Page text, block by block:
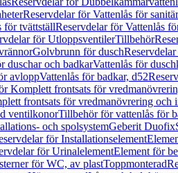
Reservdelar för Vattenlås för
för tvättställReservdelar för Vattenlås
för UtloppsventilerTillbehör
Golvbrunn för dusch
duschar och badkarVattenlås för
avloppVattenlås för badkar, d52
Komplett frontsats för
frontsats för vredmanövrering och
ventilkonorTillbehör för vattenlås för
och spolsystemGeberit Duofix
för Installationselement
för UrinalelementElement för
för WC, av plastToppmonterad